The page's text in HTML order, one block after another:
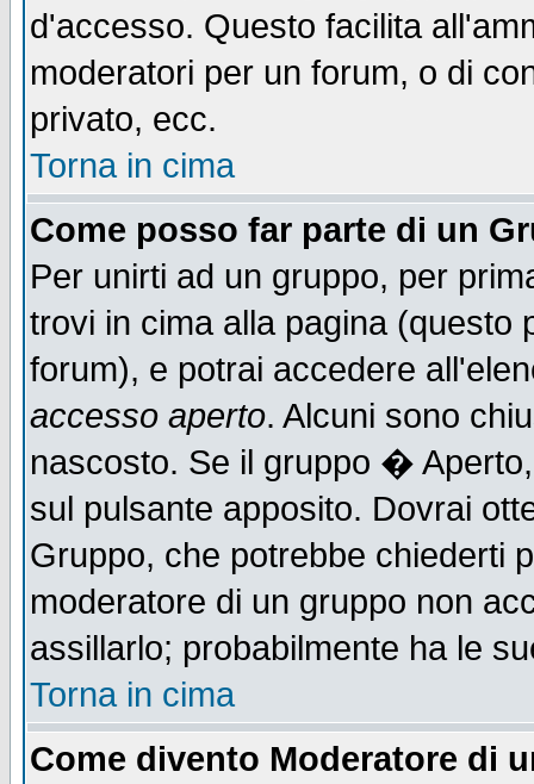
d'accesso. Questo facilita
moderatori per un forum, o di
privato, ecc.
Torna in cima
Come posso far parte di un
Per unirti ad un gruppo, per
trovi in cima alla pagina
forum), e potrai accedere
accesso aperto. Alcuni sono
nascosto. Se il gruppo �
sul pulsante apposito. Dovrai
Gruppo, che potrebbe chiederti
moderatore di un gruppo non
assillarlo; probabilmente ha le
Torna in cima
Come divento Moderatore di